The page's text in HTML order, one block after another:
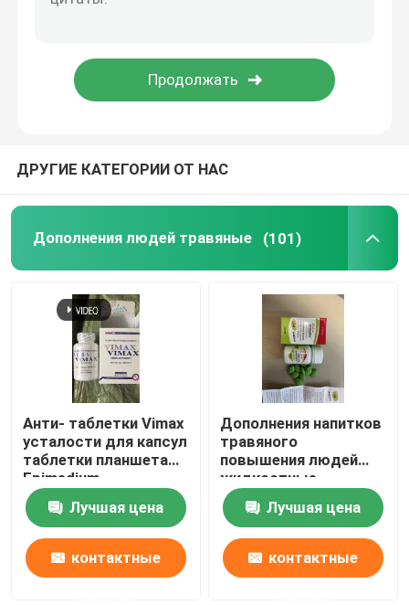
Дополнение предохранения от печени
ДРУГИЕ КАТЕГОРИИ ОТ НАС
Дополнения людей травяные (101)
Анти- таблетки Vimax
усталости для капсул
таблетки планшета
Epimedium
дополнения здоровья
людей травяных
Лучшая цена
контактные
Дополнения напитков
травяного
повышения людей
жидкостные
поддерживают
твердую сталь
энергии
Лучшая цена
контактные